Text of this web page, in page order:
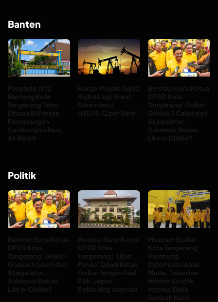
Banten
Perumda Tirta
Benteng Kota
Tangerang Tebar
Diskon 81 Persen
Pemasangan
Sambungan Baru
Air Bersih
Harga Minyak Dunia
Anjlok Lagi, Brent
Dibanderol
USD78,72 per Barel
Berebut Kursi Ketua
DPRD Kota
Tangerang: Golkar
Godok 3 Calon dari
8 Legislator,
Suksesor Bebas
Like or Dislike?
Politik
Berebut Kursi Ketua
DPRD Kota
Tangerang: Golkar
Godok 3 Calon dari
8 Legislator,
Suksesor Bebas
Like or Dislike?
Berebut Kursi Ketua
DPRD Kota
Tangerang: ‘Ujian
Panas’ Objektivitas
Golkar Jangan Asal
Pilih, Lepas
Politicking Internal!
Muscam Golkar
Kota Tangerang
Rampung,
Didominasi Anak
Muda: Tekankan
Hindari Konflik
Internal Bidik
Tambah Kursi